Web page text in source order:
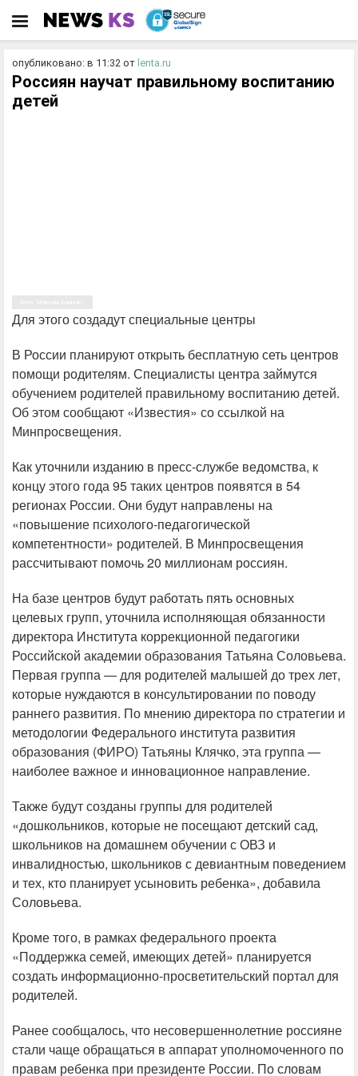
опубликовано: в 11:32 от lenta.ru
Россиян научат правильному воспитанию
детей
Для этого создадут специальные центры
В России планируют открыть бесплатную сеть центров
помощи родителям. Специалисты центра займутся
обучением родителей правильному воспитанию детей.
Об этом сообщают «Известия» со ссылкой на
Минпросвещения.
Как уточнили изданию в пресс-службе ведомства, к
концу этого года 95 таких центров появятся в 54
регионах России. Они будут направлены на
«повышение психолого-педагогической
компетентности» родителей. В Минпросвещения
рассчитывают помочь 20 миллионам россиян.
На базе центров будут работать пять основных
целевых групп, уточнила исполняющая обязанности
директора Института коррекционной педагогики
Российской академии образования Татьяна Соловьева.
Первая группа — для родителей малышей до трех лет,
которые нуждаются в консультировании по поводу
раннего развития. По мнению директора по стратегии и
методологии Федерального института развития
образования (ФИРО) Татьяны Клячко, эта группа —
наиболее важное и инновационное направление.
Также будут созданы группы для родителей
«дошкольников, которые не посещают детский сад,
школьников на домашнем обучении с ОВЗ и
инвалидностью, школьников с девиантным поведением
и тех, кто планирует усыновить ребенка», добавила
Соловьева.
Кроме того, в рамках федерального проекта
«Поддержка семей, имеющих детей» планируется
создать информационно-просветительский портал для
родителей.
Ранее сообщалось, что несовершеннолетние россияне
стали чаще обращаться в аппарат уполномоченного по
правам ребенка при президенте России. По словам